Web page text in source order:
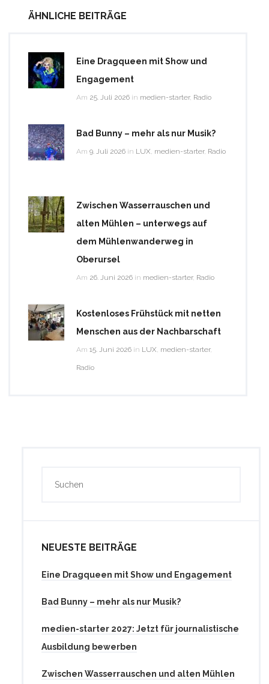
ÄHNLICHE BEITRÄGE
Eine Dragqueen mit Show und
Engagement
Am 25. Juli 2026 in medien-starter, Radio
Bad Bunny – mehr als nur Musik?
Am 9. Juli 2026 in LUX, medien-starter, Radio
Zwischen Wasserrauschen und
alten Mühlen – unterwegs auf
dem Mühlenwanderweg in
Oberursel
Am 26. Juni 2026 in medien-starter, Radio
Kostenloses Frühstück mit netten
Menschen aus der Nachbarschaft
Am 15. Juni 2026 in LUX, medien-starter,
Radio
NEUESTE BEITRÄGE
Eine Dragqueen mit Show und Engagement
Bad Bunny – mehr als nur Musik?
medien-starter 2027: Jetzt für journalistische
Ausbildung bewerben
Zwischen Wasserrauschen und alten Mühlen